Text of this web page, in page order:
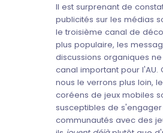
Il est surprenant de
publicités sur les médias
le troisième canal de
plus populaire, les
discussions organiques
canal important pour l'AU.
nous le verrons plus loin,
coréens de jeux mobiles
susceptibles de
communautés avec des